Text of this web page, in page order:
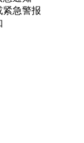
急警报